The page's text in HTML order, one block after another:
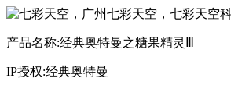
产品名称:经典奥特曼之糖果精灵Ⅲ
IP授权:经典奥特曼